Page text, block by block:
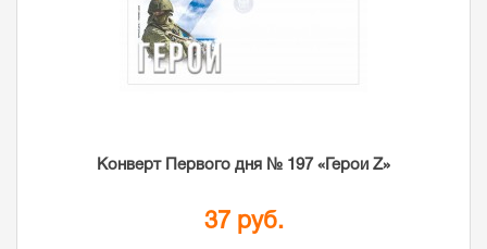
Конверт Первого дня № 197 «Герои Z»
37 руб.